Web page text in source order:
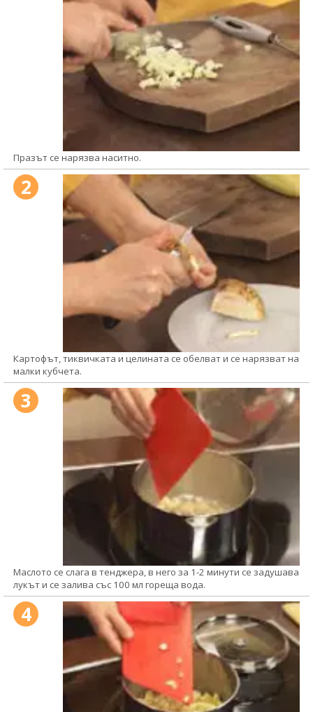
Празът се нарязва наситно.
2
Картофът, тиквичката и целината се обелват и се нарязват на
малки кубчета.
3
Маслото се слага в тенджера, в него за 1-2 минути се задушава
лукът и се залива със 100 мл гореща вода.
4